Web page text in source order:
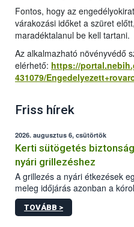
Fontos, hogy az
várakozási időket a szüret
maradéktalanul be kell tartani.
Az alkalmazható növényvédő
elérhető: https://
431079/
Friss hírek
2026. augusztus 6, csütörtök
Kerti sütögetés
nyári grillezéshez
A grillezés a nyári étkezések
meleg időjárás azonban a
gyorsabb szaporodásának is
ezért nem csupán a megfelelő
TOVÁBB >